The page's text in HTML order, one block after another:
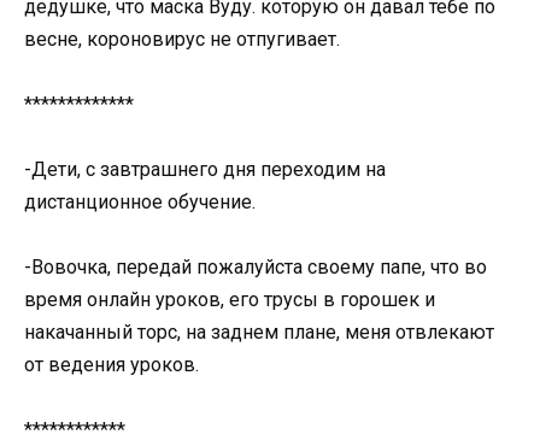
дедушке, что маска Вуду. которую он давал тебе по
весне, короновирус не отпугивает.
*************
-Дети, с завтрашнего дня переходим на
дистанционное обучение.
-Вовочка, передай пожалуйста своему папе, что во
время онлайн уроков, его трусы в горошек и
накачанный торс, на заднем плане, меня отвлекают
от ведения уроков.